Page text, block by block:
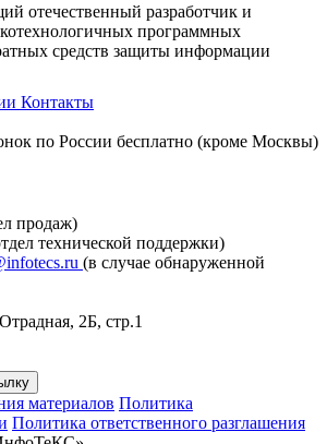
отечественный разработчик и
программных
средств защиты информации
Контакты
по России бесплатно (кроме Москвы)
продаж)
технической поддержки)
(в случае обнаруженной
2Б, стр.1
материалов Политика
Политика ответственного разглашения